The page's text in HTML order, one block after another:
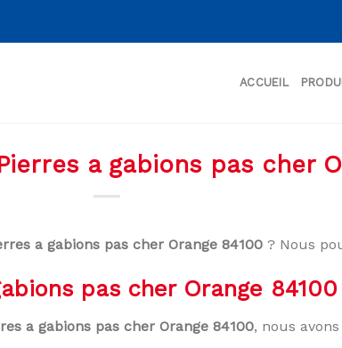
ACCUEIL
a gabions pas cher
a gabions pas cher Orange 84100 ? Nous
pas cher Orange 84100
a gabions pas cher Orange 84100, nous